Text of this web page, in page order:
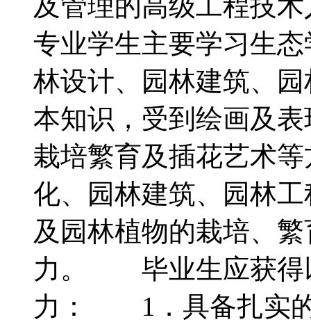
专业学生主要学习生
林设计、园林建筑、
本知识，受到绘画及
栽培繁育及插花艺术
化、园林建筑、园林
及园林植物的栽培、
力。 毕业生应获得
力： 1．具备扎实的